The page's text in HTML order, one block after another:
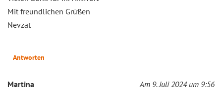
Mit freundlichen Grüßen
Nevzat
Antworten
Martina Am 9. Juli 2024 um 9:56